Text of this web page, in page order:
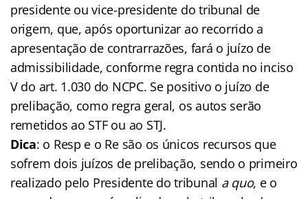
presidente ou vice-presidente do tribunal de
origem, que, após oportunizar ao recorrido a
apresentação de contrarrazões, fará o juízo de
admissibilidade, conforme regra contida no inciso
V do art. 1.030 do NCPC. Se positivo o juízo de
prelibação, como regra geral, os autos serão
remetidos ao STF ou ao STJ.
Dica: o Resp e o Re são os únicos recursos que
sofrem dois juízos de prelibação, sendo o primeiro
realizado pelo Presidente do tribunal a quo, e o